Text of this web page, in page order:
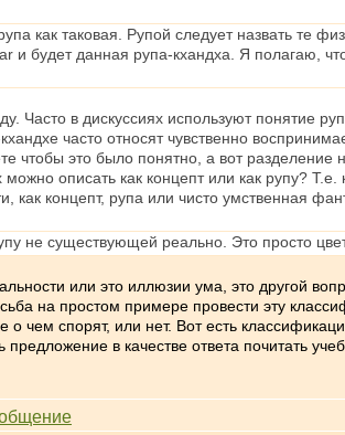
как таковая. Рупой следует назвать те
будет данная рупа-кхандха. Я полагаю,
в дискуссиях используют понятие
часто относят чувственно
это было понятно, а вот разделение
описать как концепт или как рупу?
как концепт, рупа или чисто умственная
не существующей реально. Это просто
или это иллюзии ума, это другой
на простом примере провести эту
чем спорят, или нет. Вот есть
в качестве ответа почитать